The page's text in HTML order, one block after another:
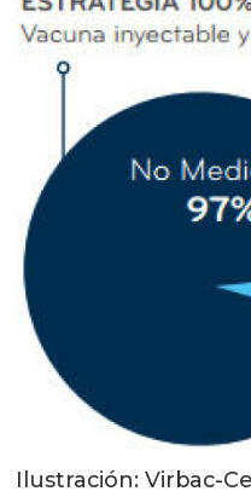
Ilustración: Virbac-